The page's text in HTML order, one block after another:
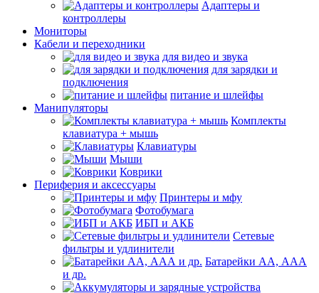
Адаптеры и
контроллеры
Мониторы
Кабели и переходники
для видео и звука
для зарядки и
подключения
питание и шлейфы
Манипуляторы
Комплекты
клавиатура + мышь
Клавиатуры
Мыши
Коврики
Периферия и аксессуары
Принтеры и мфу
Фотобумага
ИБП и АКБ
Сетевые
фильтры и удлинители
Батарейки АА, ААА
и др.